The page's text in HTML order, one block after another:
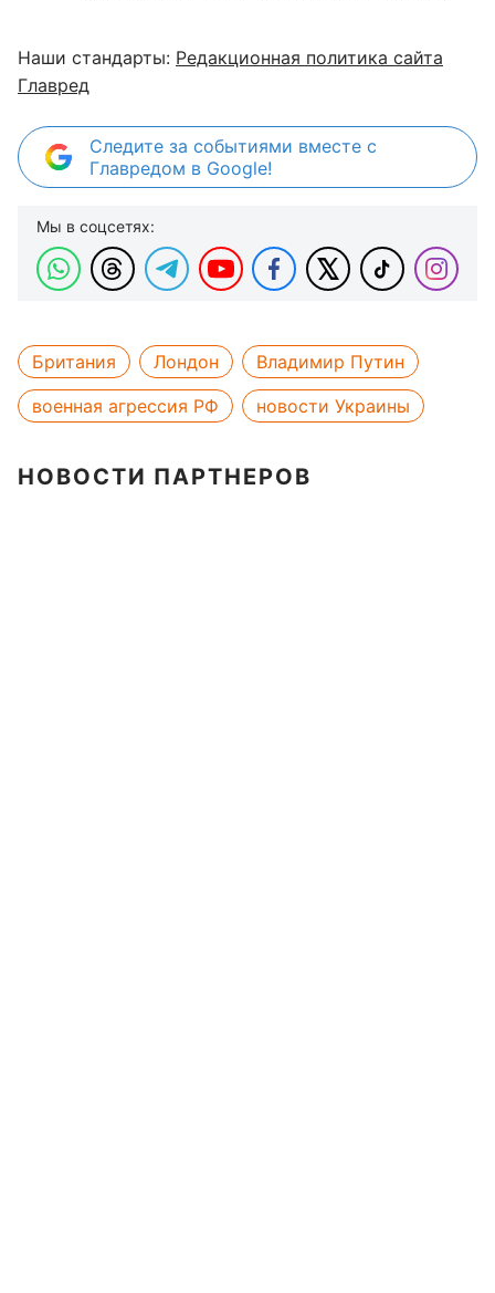
Наши стандарты: Редакционная политика сайта
Главред
Следите за событиями вместе с
Главредом в Google!
Мы в соцсетях:
Британия Лондон
Владимир Путин
военная агрессия РФ
новости Украины
НОВОСТИ ПАРТНЕРОВ